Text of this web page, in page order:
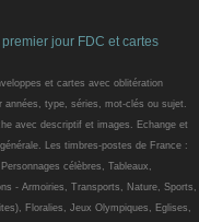
jour FDC et cartes
et cartes avec oblitération
années, type, séries, mot-clés ou sujet.
avec descriptif et images. Echange et
Les timbres-postes de France :
célèbres, Tableaux,
- Armoiries, Transports, Nature, Sports,
Floralies, Jeux Olympiques, Eglises,